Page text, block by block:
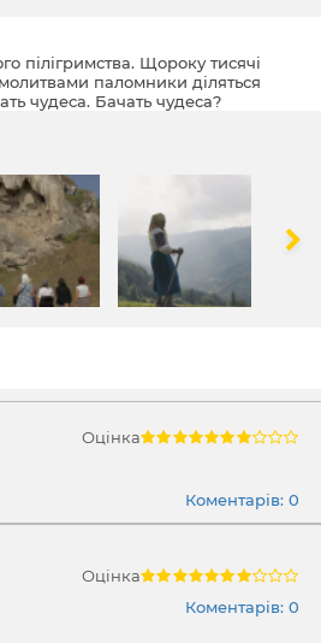
пілігримства. Щороку тисячі
паломники діляться
чудеса. Бачать чудеса?
Оцінка
Коментарів: 0
Оцінка
Коментарів: 0